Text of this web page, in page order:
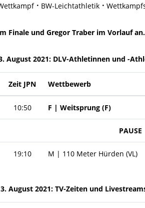
BW-Leichtathletik
Finale und Gregor Traber im Vorlauf an.
August 2021: DLV-Athletinnen und -
Zeit JPN Wettbewerb
10:50 F | Weitsprung (F)
PAUSE
19:10 M | 110 Meter Hürden (VL)
August 2021: TV-Zeiten und